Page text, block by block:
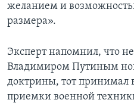
желанием и
размера».
Эксперт напомнил, что
Владимиром Путиным
доктрины, тот принимал
приемки военной